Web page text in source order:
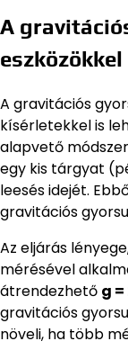
A
eszközökkel
A gravitációs
kísérletekkel is
alapvető
egy kis tárgyat
leesés idejét.
gravitációs
Az eljárás
mérésével
átrendezhető g =
gravitációs
növeli, ha több